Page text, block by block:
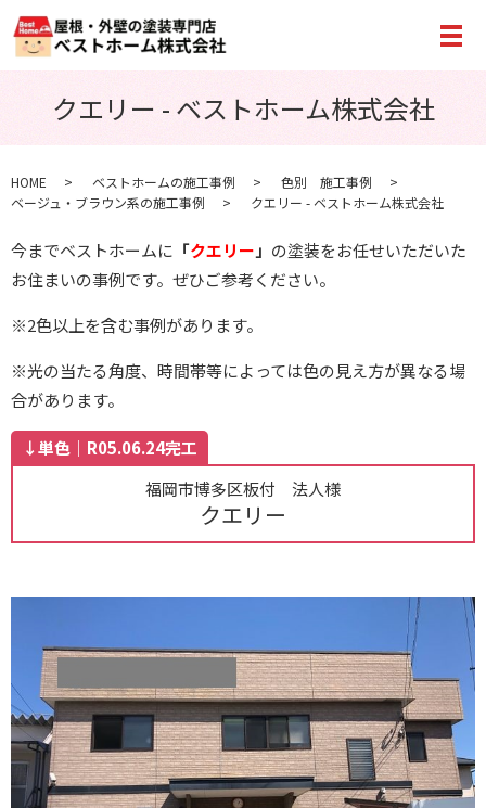
メ
クエリー - ベストホーム株式会社
HOME ベストホームの施工事例
色別 施工事例
ベージュ・ブラウン系の施工事例
クエリー - ベストホーム株式会社
今までベストホームに 「クエリー 」 の塗装をお任せいただいた
お住まいの事例です。ぜひご参考ください。
※2色以上を含む事例があります。
※光の当たる角度、時間帯等によっては色の見え方が異なる場
合があります。
↓単色｜R05.06.24完工
福岡市博多区板付 法人様
クエリー